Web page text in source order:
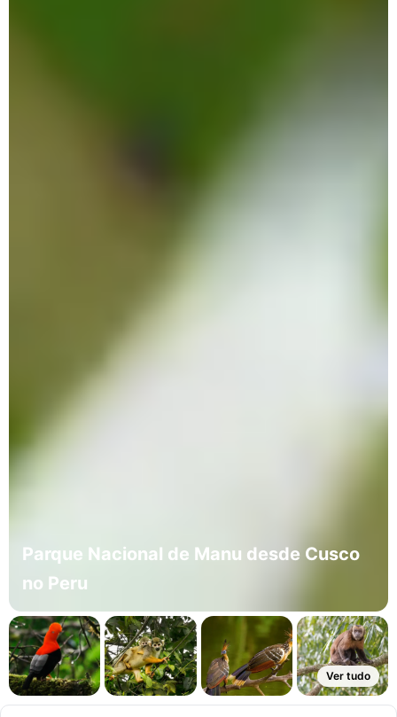
Parque Nacional de Manu desde Cusco
no Peru
Ver tudo